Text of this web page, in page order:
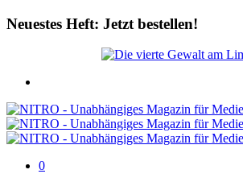
Neuestes Heft: Jetzt bestellen!
0